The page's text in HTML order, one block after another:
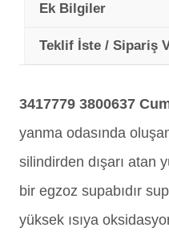
Ek Bilgiler
Teklif İste / Sipariş
3417779 3800637
yanma odasında
silindirden dışarı atan
bir egzoz supabıdır
yüksek ısıya